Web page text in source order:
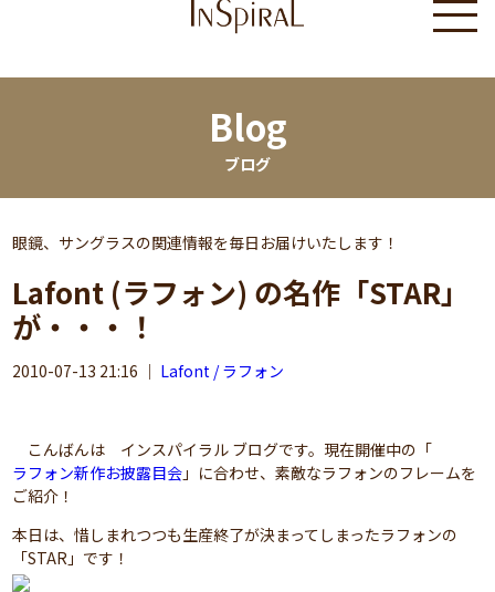
Blog
ブログ
眼鏡、サングラスの関連情報を毎日お届けいたします！
Lafont (ラフォン) の名作「STAR」
が・・・！
2010-07-13 21:16 ｜ Lafont / ラフォン
こんばんは インスパイラル ブログです。現在開催中の「
ラフォン新作お披露目会 」に合わせ、素敵なラフォンのフレームを
ご紹介！
本日は、惜しまれつつも生産終了が決まってしまったラフォンの
「STAR」です！